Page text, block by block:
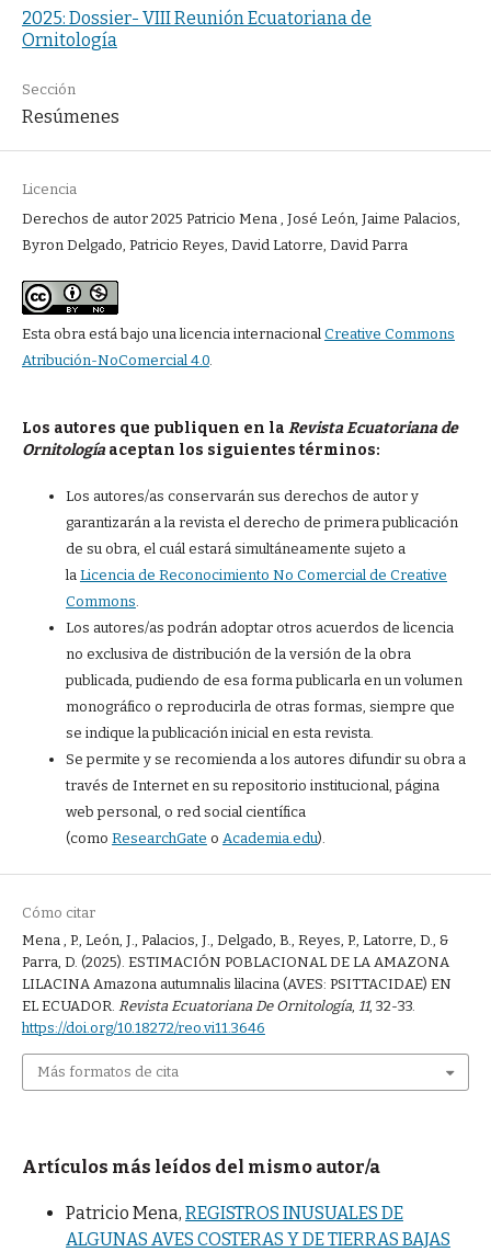
2025: Dossier- VIII Reunión Ecuatoriana de
Ornitología
Sección
Resúmenes
Licencia
Derechos de autor 2025 Patricio Mena , José León, Jaime Palacios,
Byron Delgado, Patricio Reyes, David Latorre, David Parra
Esta obra está bajo una licencia internacional Creative Commons
Atribución-NoComercial 4.0.
Los autores que publiquen en la Revista Ecuatoriana de
Ornitologíaaceptan los siguientes términos:
Los autores/as conservarán sus derechos de autor y
garantizarán a la revista el derecho de primera publicación
de su obra, el cuál estará simultáneamente sujeto a
la Licencia de Reconocimiento No Comercial de Creative
Commons
Los autores/as podrán adoptar otros acuerdos de licencia
no exclusiva de distribución de la versión de la obra
publicada, pudiendo de esa forma publicarla en un volumen
monográfico o reproducirla de otras formas, siempre que
se indique la publicación inicial en esta revista.
Se permite y se recomienda a los autores difundir su obra a
través de Internet en su repositorio institucional, página
web personal, o red social científica
(como ResearchGate o Academia.edu).
Cómo citar
Mena , P., León, J., Palacios, J., Delgado, B., Reyes, P., Latorre, D., &
Parra, D. (2025). ESTIMACIÓN POBLACIONAL DE LA AMAZONA
LILACINA Amazona autumnalis lilacina (AVES: PSITTACIDAE) EN
EL ECUADOR. Revista Ecuatoriana De Ornitología, 11, 32-33.
https://doi.org/10.18272/reo.vi11.3646
Más formatos de cita
Artículos más leídos del mismo autor/a
Patricio Mena, REGISTROS INUSUALES DE
ALGUNAS AVES COSTERAS Y DE TIERRAS BAJAS